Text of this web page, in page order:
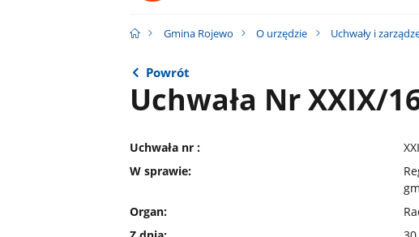
Gmina Rojewo O urzędzie Uchwały i
Powrót
Uchwała Nr XXIX/
Uchwała nr :
W sprawie:
Organ: